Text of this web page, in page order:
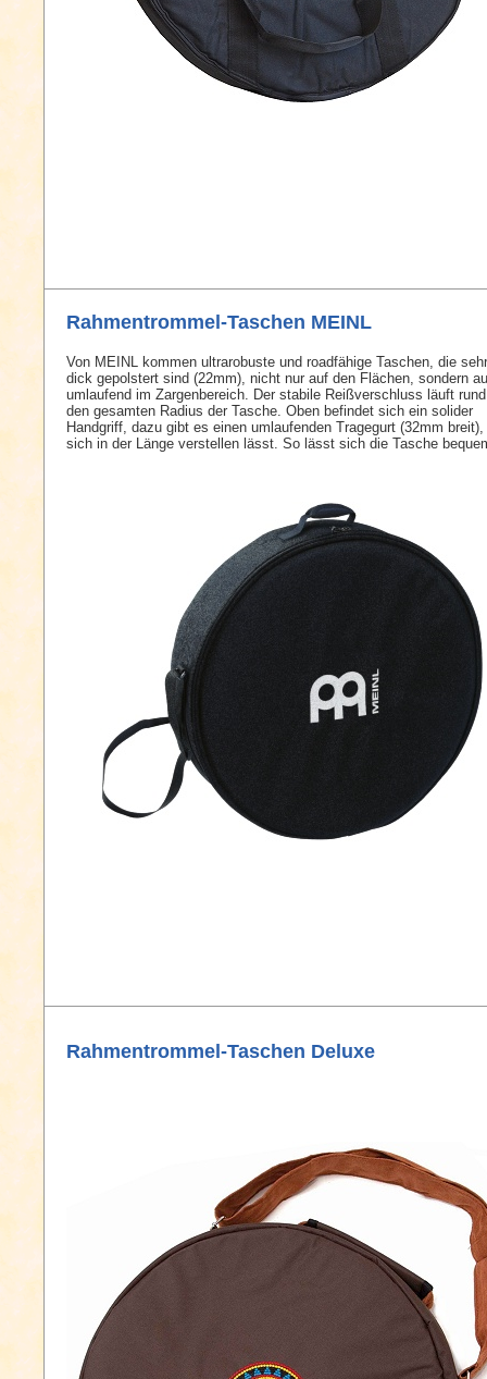
Rahmentrommel-Taschen MEINL
Von MEINL kommen ultrarobuste und roadfähige Taschen, die sehr
dick gepolstert sind (22mm), nicht nur auf den Flächen, sondern
umlaufend im Zargenbereich. Der stabile Reißverschluss läuft
den gesamten Radius der Tasche. Oben befindet sich ein solider
Handgriff, dazu gibt es einen umlaufenden Tragegurt (32mm breit),
sich in der Länge verstellen lässt. So lässt sich die Tasche
Rahmentrommel-Taschen Deluxe